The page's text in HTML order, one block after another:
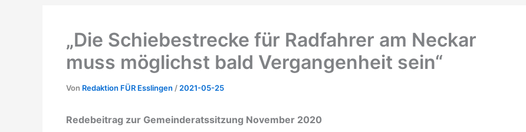
„Die Schiebestrecke für Radfahrer am Neckar
muss möglichst bald Vergangenheit sein“
Von Redaktion FÜR Esslingen / 2021-05-25
Redebeitrag zur Gemeinderatssitzung November 2020